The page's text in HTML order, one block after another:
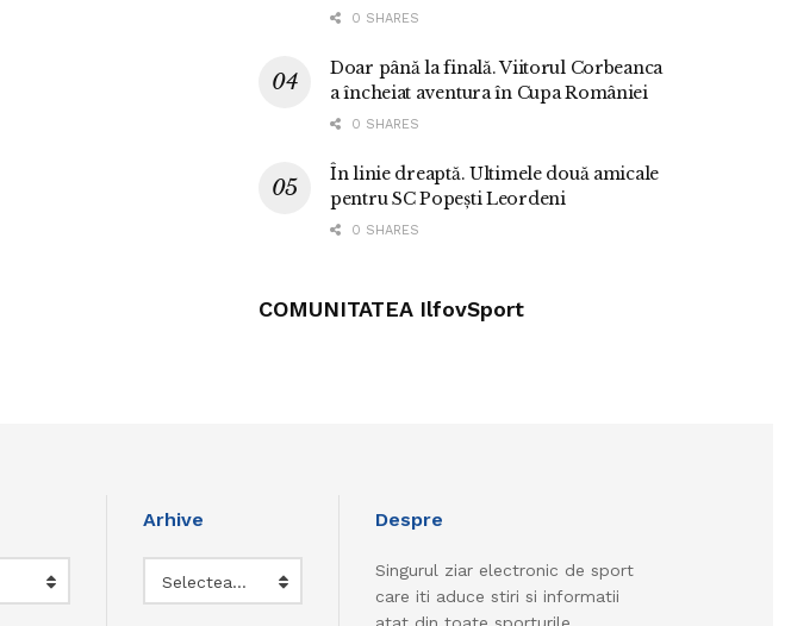
0 SHARES
Doar până la finală. Viitorul Corbeanca
a încheiat aventura în Cupa României
0 SHARES
În linie dreaptă. Ultimele două amicale
pentru SC Popești Leordeni
0 SHARES
COMUNITATEA IlfovSport
Arhive
Selectează luna
Despre
Singurul ziar electronic de sport
care iti aduce stiri si informatii